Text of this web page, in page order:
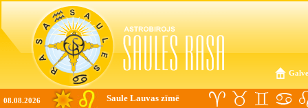
08.08.2026 Saule Lauvas zīmē